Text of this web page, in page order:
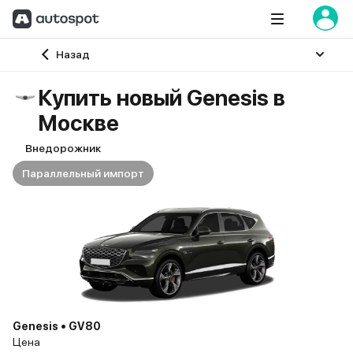
Назад
Главная
Купить новый Genesis в
Москве
Внедорожник
Параллельный импорт
Genesis • GV80
Цена